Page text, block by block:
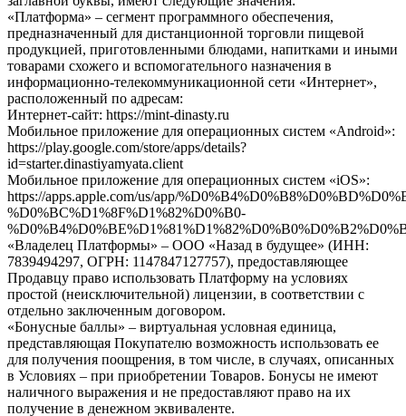
«Платформа» – сегмент программного обеспечения,
предназначенный для дистанционной торговли пищевой
продукцией, приготовленными блюдами, напитками и иными
товарами схожего и вспомогательного назначения в
информационно-телекоммуникационной сети «Интернет»,
расположенный по адресам:
Интернет-сайт: https://mint-dinasty.ru
Мобильное приложение для операционных систем «Android»:
https://play.google.com/store/apps/details?
id=starter.dinastiyamyata.client
Мобильное приложение для операционных систем «iOS»:
https://apps.apple.com/us/app/
%D0%BC%D1%8F%D1%82%D0%B0-
«Владелец Платформы» – ООО «Назад в будущее» (ИНН:
7839494297, ОГРН: 1147847127757), предоставляющее
Продавцу право использовать Платформу на условиях
простой (неисключительной) лицензии, в соответствии с
отдельно заключенным договором.
«Бонусные баллы» – виртуальная условная единица,
представляющая Покупателю возможность использовать ее
для получения поощрения, в том числе, в случаях, описанных
в Условиях – при приобретении Товаров. Бонусы не имеют
наличного выражения и не предоставляют право на их
получение в денежном эквиваленте.